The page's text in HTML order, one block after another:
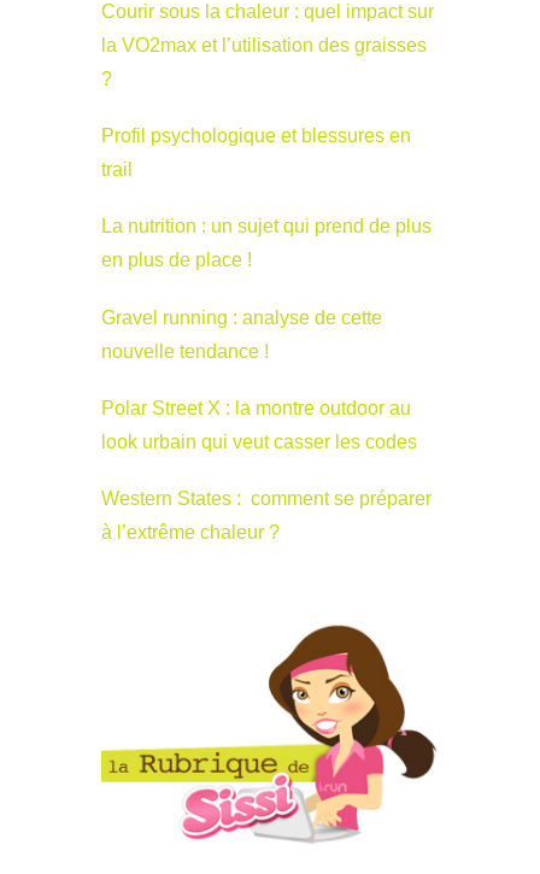
Courir sous la chaleur : quel impact sur
la VO2max et l’utilisation des graisses
?
Profil psychologique et blessures en
trail
La nutrition : un sujet qui prend de plus
en plus de place !
Gravel running : analyse de cette
nouvelle tendance !
Polar Street X : la montre outdoor au
look urbain qui veut casser les codes
Western States : comment se préparer
à l’extrême chaleur ?